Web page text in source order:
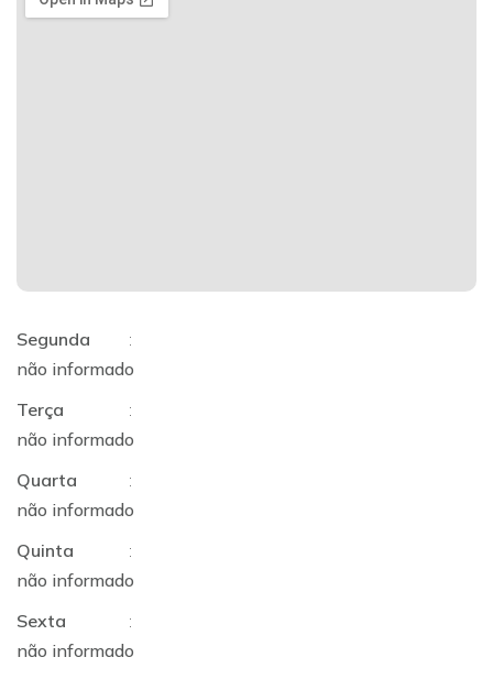
Segunda
:
não informado
Terça
:
não informado
Quarta
:
não informado
Quinta
:
não informado
Sexta
:
não informado